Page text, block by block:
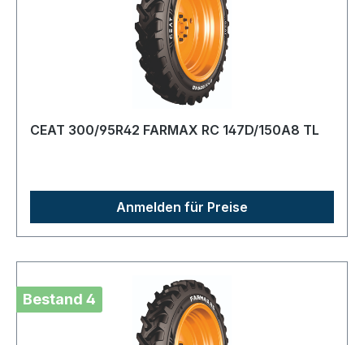
CEAT 300/95R42 FARMAX RC 147D/150A8 TL
Anmelden für Preise
Bestand 4